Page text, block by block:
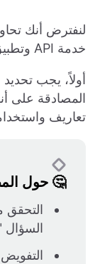
لنفترض أنك
خدمة API وتطبيق واجهة ويب.
أولاً، يجب
المصادقة على
تعاريف
🤔 حول
السؤال